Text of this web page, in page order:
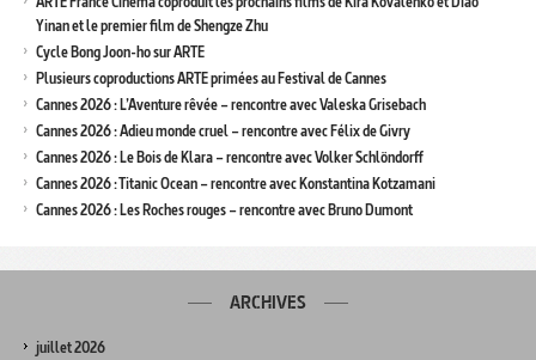
Yinan et le premier film de Shengze Zhu
Cycle Bong Joon-ho sur ARTE
Plusieurs coproductions ARTE primées au Festival de Cannes
Cannes 2026 : L’Aventure rêvée – rencontre avec Valeska Grisebach
Cannes 2026 : Adieu monde cruel – rencontre avec Félix de Givry
Cannes 2026 : Le Bois de Klara – rencontre avec Volker Schlöndorff
Cannes 2026 : Titanic Ocean – rencontre avec Konstantina Kotzamani
Cannes 2026 : Les Roches rouges – rencontre avec Bruno Dumont
ARCHIVES
juillet 2026